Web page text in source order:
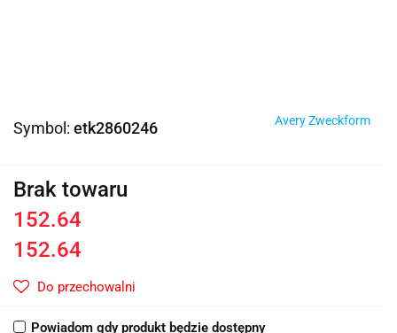
Symbol: etk2860246 Avery Zweckform
Brak towaru
152.64
152.64
Do przechowalni
Powiadom gdy produkt będzie dostępny